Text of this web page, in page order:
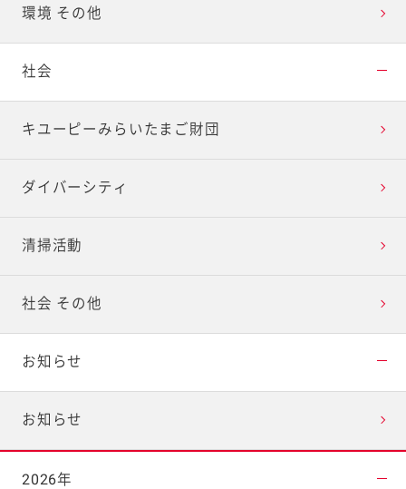
環境 その他
社会
キユーピーみらいたまご財団
ダイバーシティ
清掃活動
社会 その他
お知らせ
お知らせ
2026年